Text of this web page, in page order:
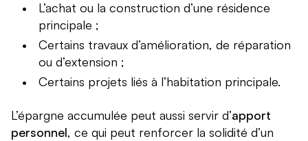
L’achat ou la construction d’une résidence
principale ;
Certains travaux d’amélioration, de réparation
ou d’extension ;
Certains projets liés à l’habitation principale.
L’épargne accumulée peut aussi servir d’apport
personnel, ce qui peut renforcer la solidité d’un